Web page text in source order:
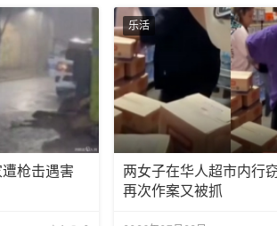
枪击遇害
乐活
两女子在华人超市内行
再次作案又被抓